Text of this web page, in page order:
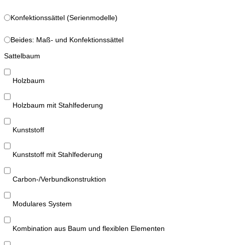
Konfektionssättel (Serienmodelle)
Beides: Maß- und Konfektionssättel
Sattelbaum
Holzbaum
Holzbaum mit Stahlfederung
Kunststoff
Kunststoff mit Stahlfederung
Carbon-/Verbundkonstruktion
Modulares System
Kombination aus Baum und flexiblen Elementen